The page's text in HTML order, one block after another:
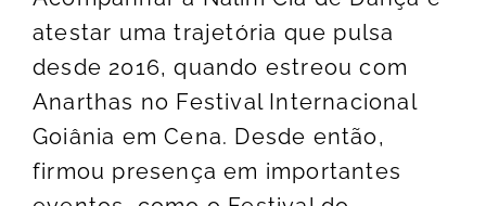
atestar uma trajetória que pulsa
desde 2016, quando estreou com
Anarthas no Festival Internacional
Goiânia em Cena. Desde então,
firmou presença em importantes